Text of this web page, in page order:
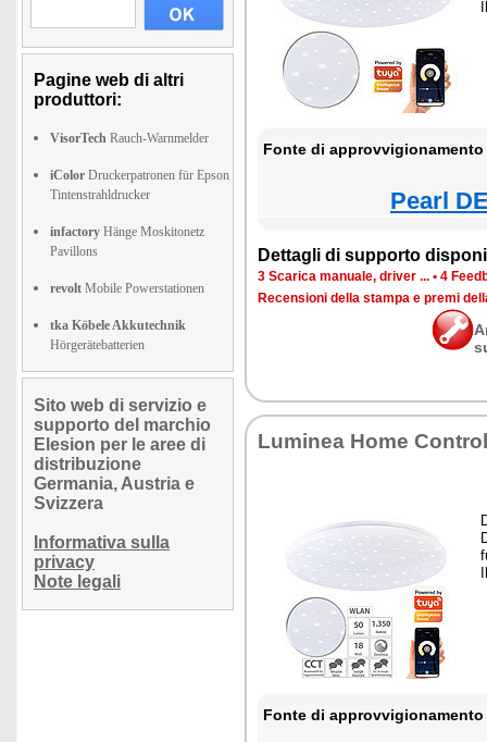
Pagine web di altri
produttori:
VisorTech Rauch-Warnmelder
iColor Druckerpatronen für Epson
Tintenstrahldrucker
infactory Hänge Moskitonetz
Pavillons
revolt Mobile Powerstationen
tka Köbele Akkutechnik
Hörgerätebatterien
Sito web di servizio e
supporto del marchio
Elesion per le aree di
distribuzione
Germania, Austria e
Svizzera
Informativa sulla
privacy
Note legali
Fonte di
Pearl
Dettagli di supporto
3 Scarica manuale, driver ... • 4
Recensioni della stampa e premi
Luminea Home Control
Fonte di